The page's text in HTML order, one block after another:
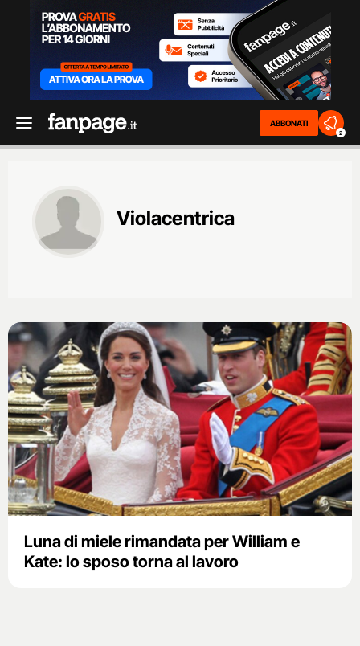
ABBONATI
2
Violacentrica
Luna di miele rimandata per William e
Kate: lo sposo torna al lavoro